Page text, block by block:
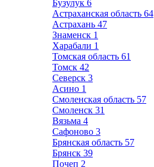
Бузулук 6
Астраханская область 64
Астрахань 47
Знаменск 1
Харабали 1
Томская область 61
Томск 42
Северск 3
Асино 1
Смоленская область 57
Смоленск 31
Вязьма 4
Сафоново 3
Брянская область 57
Брянск 39
Почеп 2